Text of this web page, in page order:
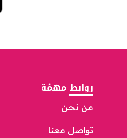
روابط مهمّة
من نحن
تواصل معنا